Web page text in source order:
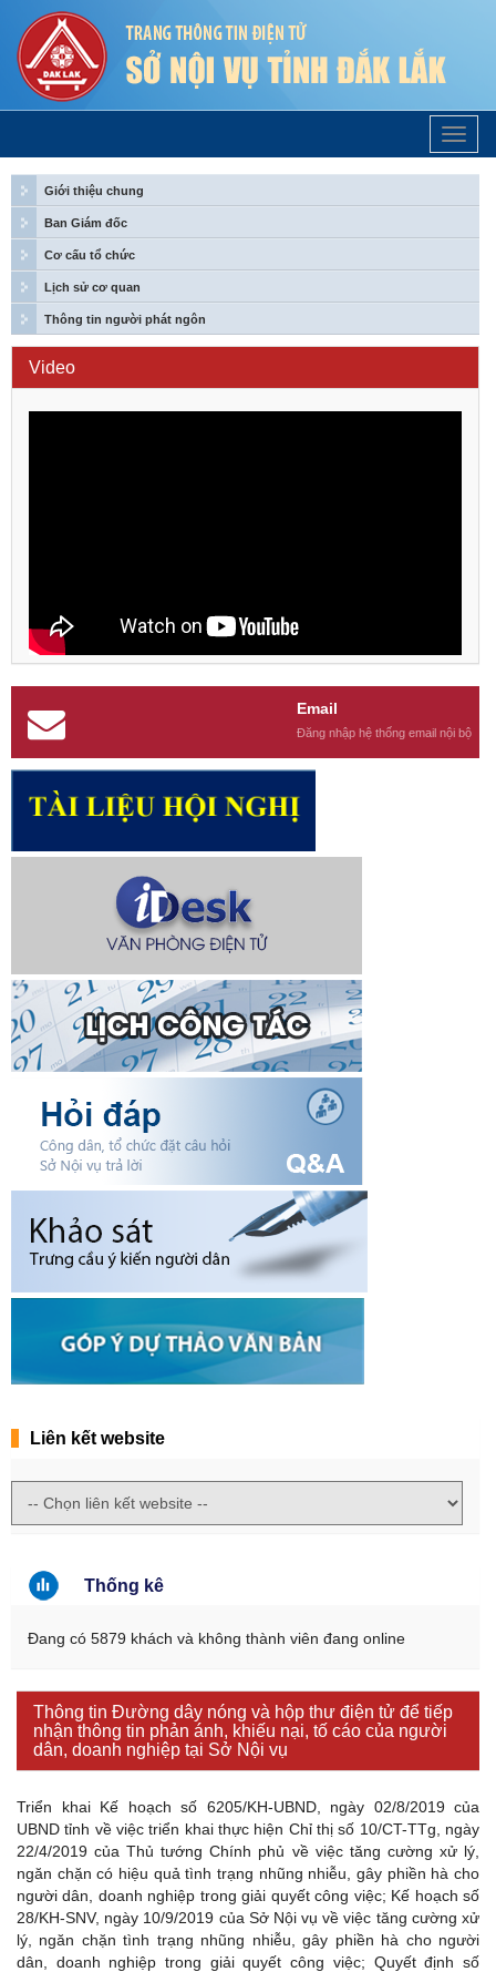
Trang
Chủ
Giới thiệu chung
Ban Giám đốc
Cơ cấu tổ chức
Lịch sử cơ quan
Thông tin người phát ngôn
Video
Email
Đăng nhập hệ thống email nội bộ
Liên kết website
Thống kê
Đang có 5879 khách và không thành viên đang online
Thông tin Đường dây nóng và hộp thư điện tử để tiếp
nhận thông tin phản ánh, khiếu nại, tố cáo của người
dân, doanh nghiệp tại Sở Nội vụ
Triển khai Kế hoạch số 6205/KH-UBND, ngày 02/8/2019 của
UBND tỉnh về việc triển khai thực hiện Chỉ thị số 10/CT-TTg, ngày
22/4/2019 của Thủ tướng Chính phủ về việc tăng cường xử lý,
ngăn chặn có hiệu quả tình trạng nhũng nhiễu, gây phiền hà cho
người dân, doanh nghiệp trong giải quyết công việc; Kế hoạch số
28/KH-SNV, ngày 10/9/2019 của Sở Nội vụ về việc tăng cường xử
lý, ngăn chặn tình trạng nhũng nhiễu, gây phiền hà cho người
dân, doanh nghiệp trong giải quyết công việc; Quyết định số